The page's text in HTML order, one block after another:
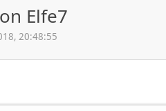
Elfe7
20:48:55